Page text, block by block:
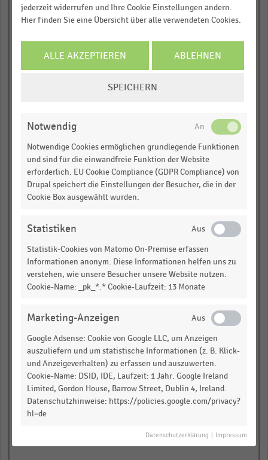
November + Dezember 2019
November + Dezember 2021
Tierbedarf
Zubehör
Sonstiges
Bürobedarf
0,00 0,50
© Handelsdaten 2026
interactive
chart
jederzeit widerrufen und Ihre Cookie Einstellungen ändern.
Hier finden Sie eine Übersicht über alle verwendeten Cookies.
ALLE AKZEPTIEREN ABLEHNEN
SPEICHERN
Notwendig
Notwendige Cookies ermöglichen grundlegende Funktionen
und sind für die einwandfreie Funktion der Website
erforderlich. EU Cookie Compliance (GDPR Compliance) von
Drupal speichert die Einstellungen der Besucher, die in der
Cookie Box ausgewählt wurden.
Statistiken
Statistik-Cookies von Matomo On-Premise erfassen
Informationen anonym. Diese Informationen helfen uns zu
verstehen, wie unsere Besucher unsere Website nutzen.
Cookie-Name: _pk_*.* Cookie-Laufzeit: 13 Monate
Marketing-Anzeigen
Google Adsense: Cookie von Google LLC, um Anzeigen
auszuliefern und um statistische Informationen (z. B. Klick-
und Anzeigeverhalten) zu erfassen und auszuwerten.
Cookie-Name: DSID, IDE, Laufzeit: 1 Jahr. Google Ireland
Limited, Gordon House, Barrow Street, Dublin 4, Ireland.
Datenschutzhinweise: https://policies.google.com/privacy?
hl=de
Datenschutzerklärung Impressum